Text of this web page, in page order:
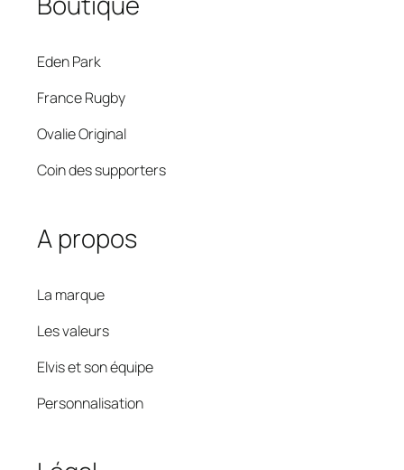
Eden Park
France Rugby
Ovalie Original
Coin des supporters
A propos
La marque
Les valeurs
Elvis et son équipe
Personnalisation